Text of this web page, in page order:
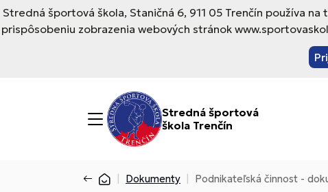
Stredná športová škola, Staničná 6, 911 05 Trenčín používa
prispôsobeniu zobrazenia webových stránok
Stredná športová
škola Trenčín
Dokumenty Podnikateľská činnost -